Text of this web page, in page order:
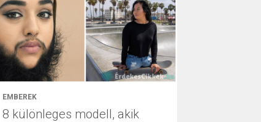
EMBEREK
8 különleges modell, akik